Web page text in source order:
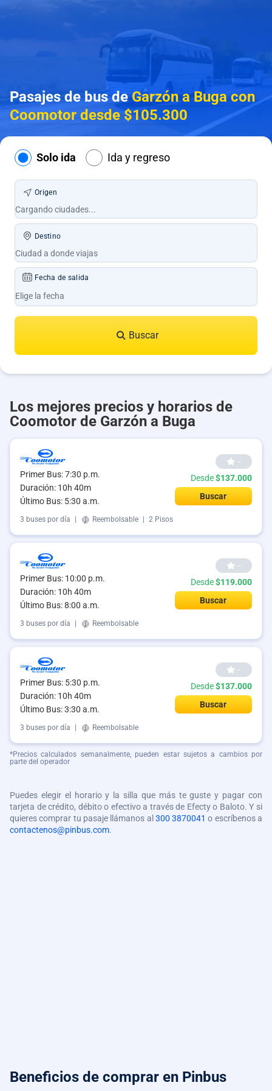
Pasajes de bus deGarzón a Buga con
Coomotor desde $105.300
Solo ida Ida y regreso
Origen
Destino
Fecha de salida
Buscar
Los mejores precios y horarios de
Coomotor de Garzón a Buga
Primer Bus: 7:30 p.m.
Duración: 10h 40m
Último Bus: 5:30 a.m.
--
Desde$137.000
Buscar
3 buses por día Reembolsable 2 Pisos
Primer Bus: 10:00 p.m.
Duración: 10h 40m
Último Bus: 8:00 a.m.
--
Desde$119.000
Buscar
3 buses por día Reembolsable
Primer Bus: 5:30 p.m.
Duración: 10h 40m
Último Bus: 3:30 a.m.
--
Desde$137.000
Buscar
3 buses por día Reembolsable
*Precios calculados semanalmente, pueden estar sujetos a cambios por
parte del operador
Puedes elegir el horario y la silla que más te guste y pagar con
tarjeta de crédito, débito o efectivo a través de Efecty o Baloto. Y si
quieres comprar tu pasaje llámanos al 300 3870041 o escríbenos a
contactenos@pinbus.com.
Beneficios de comprar en Pinbus